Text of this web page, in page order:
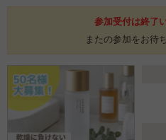
参加受付は終了
またの参加をお待